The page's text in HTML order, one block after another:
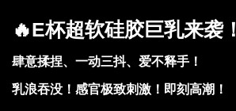
🔥E杯超软硅胶巨乳来袭！
肆意揉捏、一动三抖、爱不释手！
乳浪吞没！感官极致刺激！即刻高潮！